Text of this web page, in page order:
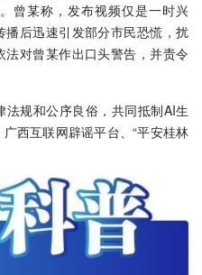
曾某称，发布视频仅是一时兴
后迅速引发部分市民恐慌，扰
对曾某作出口头警告，并责令
法规和公序良俗，共同抵制AI生
西互联网辟谣平台、“平安桂林